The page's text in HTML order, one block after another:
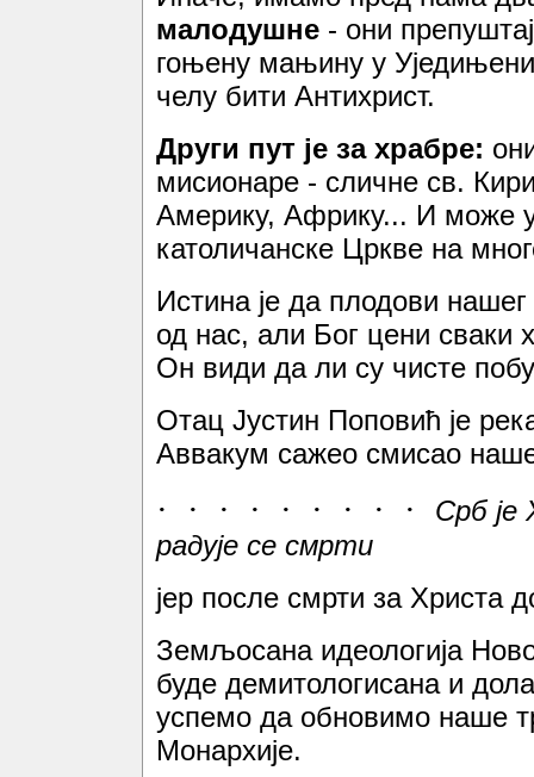
малодушне - они
гоњену мањину у
челу бити Антихрист.
Други пут је за храбре:
мисионаре - сличне св.
Америку, Африку... И може
католичанске Цркве на
Истина је да плодови
од нас, али Бог цени сваки
Он види да ли су чисте
Отац Јустин Поповић је
Аввакум сажео смисао
· · · · · · · · ·
Срб је
радује се смрти
јер после смрти за Христа
Земљосана идеологија
буде демитологисана и
успемо да обновимо наше
Монархије.